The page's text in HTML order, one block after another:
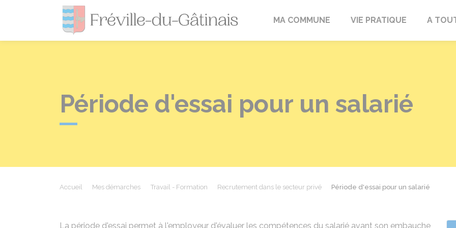
Fréville-du-Gâtinais
MA COMMUNE VIE PRATIQUE A
Période d'essai pour un salarié
Accueil Mes démarches Travail - Formation Recrutement dans le secteur privé Période d'essai pour un salarié
La période d'essai permet à l'employeur d'évaluer les compétences du salarié avant son embauche